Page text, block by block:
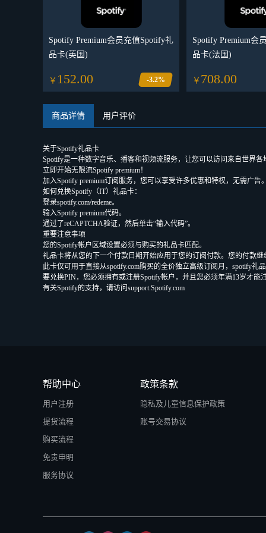
Spotify Premium会员充值Spotify礼
品卡(英国)
￥ 152.00 -3.2%
Spotify Premium会
品卡(法国)
￥ 708.00
商品详情 用户评价
关于Spotify礼品卡
Spotify是一种数字音乐、播客和视频流服务，让您可以访问来自世界
立即开始无限流Spotify premium！
加入Spotify premium订阅服务，您可以享受许多优惠和特权，无需广
如何兑换Spotify（IT）礼品卡：
登录spotify.com/redeme。
输入Spotify premium代码。
通过了reCAPTCHA验证，然后单击“输入代码”。
重要注意事项
您的Spotify帐户区域设置必须与购买的礼品卡匹配。
礼品卡将从您的下一个付款日期开始应用于您的订阅付款。您的付款
此卡仅可用于直接从spotify.com购买的全价独立高级订阅月，spotify
要兑换PIN，您必须拥有或注册Spotify帐户，并且您必须年满13岁才能
有关Spotify的支持，请访问support.Spotify.com
帮助中心
用户注册
提货流程
购买流程
免责申明
服务协议
政策条款
隐私及儿童信息保护政策
账号交易协议